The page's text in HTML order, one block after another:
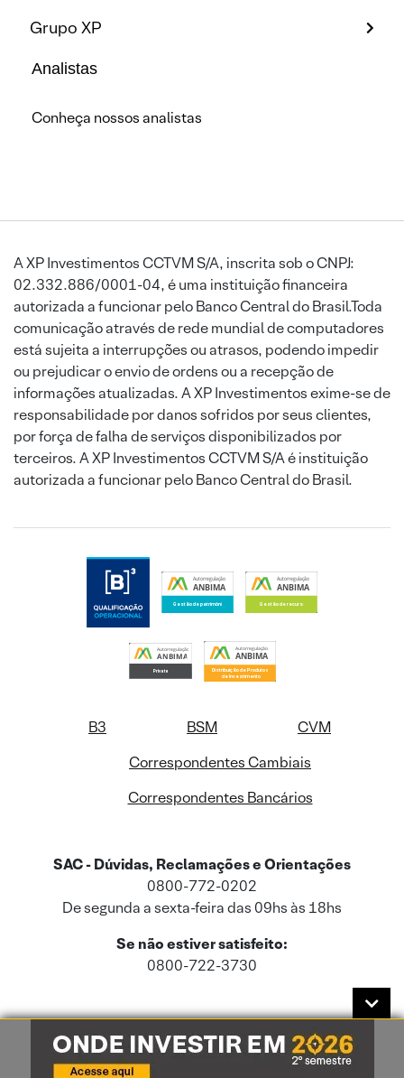
Grupo XP
Analistas
Conheça nossos analistas
A XP Investimentos CCTVM S/A, inscrita sob o CNPJ:
02.332.886/0001-04, é uma instituição financeira
autorizada a funcionar pelo Banco Central do Brasil.Toda
comunicação através de rede mundial de computadores
está sujeita a interrupções ou atrasos, podendo impedir
ou prejudicar o envio de ordens ou a recepção de
informações atualizadas. A XP Investimentos exime-se de
responsabilidade por danos sofridos por seus clientes,
por força de falha de serviços disponibilizados por
terceiros. A XP Investimentos CCTVM S/A é instituição
autorizada a funcionar pelo Banco Central do Brasil.
B3 BSM
CVM
Correspondentes Cambiais
Correspondentes Bancários
SAC - Dúvidas, Reclamações e Orientações
0800-772-0202
De segunda a sexta-feira das 09hs às 18hs
Se não estiver satisfeito:
0800-722-3730
Este site usa cookies e dados pessoais de acordo com a nossaPolítica de
Cookies
e a nossaPolítica de Privacidade.